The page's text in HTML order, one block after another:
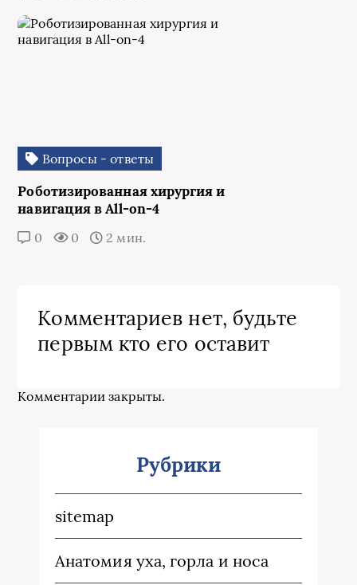
Вопросы - ответы
Роботизированная хирургия и
навигация в All-on-4
0 0 2 мин.
Комментариев нет, будьте
первым кто его оставит
Комментарии закрыты.
Рубрики
sitemap
Анатомия уха, горла и носа